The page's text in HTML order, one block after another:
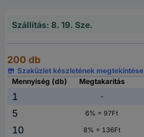
Szállítás: 8. 19. Sze.
200 db
Szaküzlet készletének megtekintése
Mennyiség (db)
Megtakarítás
1 -
5
6% = 97Ft
10
8% = 136Ft